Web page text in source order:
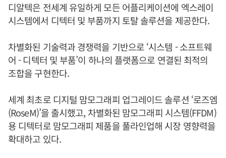
디알텍은 전세계 유일하게 모든 어플리케이션에 엑스레이
시스템에서 디텍터 및 부품까지 토탈 솔루션을 제공한다.
차별화된 기술력과 경쟁력을 기반으로 ‘시스템 - 소프트웨
어 - 디텍터 및 부품’이 하나의 플랫폼으로 연결된 최적의
조합을 구현한다.
세계 최초로 디지털 맘모그래피 업그레이드 솔루션 ‘로즈엠
(RoseM)’을 출시했고, 차별화된 맘모그래피 시스템(FFDM)
용 디텍터로 맘모그래피 제품을 풀라인업해 시장 영향력을
확대하고 있다.